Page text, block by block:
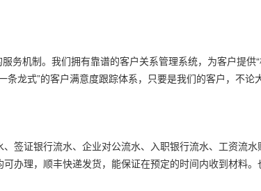
务机制。我们拥有靠谱的客户关系管理系统，为客户提供
龙式”的客户满意度跟踪体系，只要是我们的客户，不论
签证银行流水、企业对公流水、入职银行流水、工资流
办理，顺丰快递发货，能保证在预定的时间内收到材料